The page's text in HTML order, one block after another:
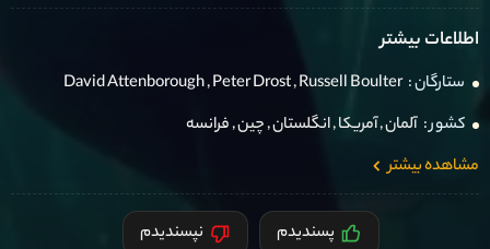
اطلاعات بیشتر
ستارگان : David Attenborough,Peter Drost,Russell Boulter
کشور : آلمان,آمریکا,انگلستان,چين,فرانسه
مشاهده بیشتر
پسندیدم نپسندیدم